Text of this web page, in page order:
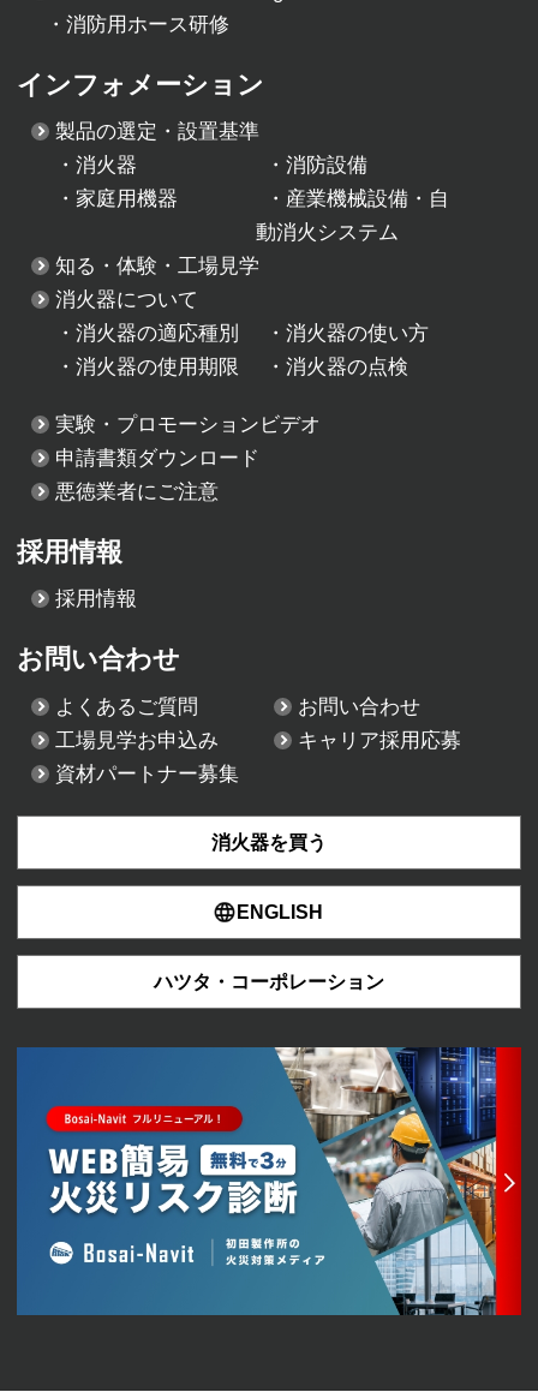
・消防用ホース研修
インフォメーション
製品の選定・設置基準
・消火器 ・ 消防設備
・ 家庭用機器 ・ 産業機械設備・自
動消火システム
知る・体験・工場見学
消火器について
・消火器の適応種別 ・ 消火器の使い方
・消火器の使用期限 ・ 消火器の点検
実験・プロモーションビデオ
申請書類ダウンロード
悪徳業者にご注意
採用情報
採用情報
お問い合わせ
よくあるご質問
お問い合わせ
工場見学お申込み
キャリア採用応募
資材パートナー募集
消火器を買う
ENGLISH
ハツタ・コーポレーション